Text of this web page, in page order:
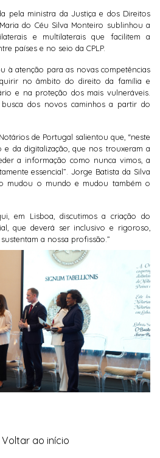
pela ministra da Justiça e dos Direitos
do Céu Silva Monteiro sublinhou a
e multilaterais que facilitem a
países e no seio da CPLP.
à atenção para as novas competências
no âmbito do direito da família e
e na proteção dos mais vulneráveis.
dos novos caminhos a partir do
de Portugal salientou que, “neste
e da digitalização, que nos trouxeram a
a informação como nunca vimos, a
essencial”. Jorge Batista da Silva
mudou o mundo e mudou também o
em Lisboa, discutimos a criação do
que deverá ser inclusivo e rigoroso,
a nossa profissão.”
Voltar ao início